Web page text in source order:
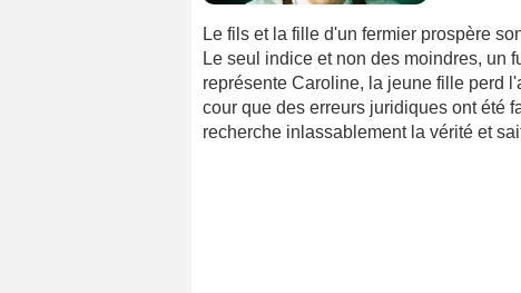
Le fils et la fille d'un fermier prospère
Le seul indice et non des moindres, un
représente Caroline, la jeune fille perd
cour que des erreurs juridiques ont été
recherche inlassablement la vérité et